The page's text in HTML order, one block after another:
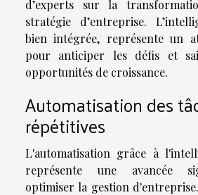
d’experts sur la
stratégie d’entreprise.
bien intégrée, représente un
pour anticiper les défis et
opportunités de croissance.
Automatisation des
répétitives
L'automatisation grâce à
représente une avancée
optimiser la gestion